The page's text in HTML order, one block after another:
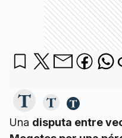
Una disputa entre